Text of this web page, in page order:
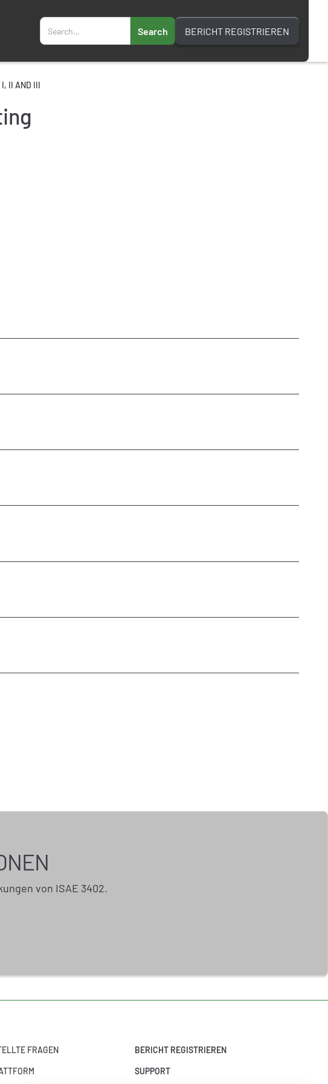
BERICHT REGISTRIEREN
I, II AND III
von ISAE 3402.
FRAGEN BERICHT REGISTRIEREN
SUPPORT